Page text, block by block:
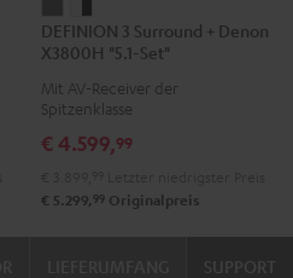
3
Surround
+
X3800H
Set"
3
Surround
+
X3800H
Set"
DEFINION 3 Surround + Denon
X3800H "5.1-Set"
Mit AV-Receiver der
Spitzenklasse
€ 4.599,99
€ 5.299, 99 Originalpreis
SUPPORT